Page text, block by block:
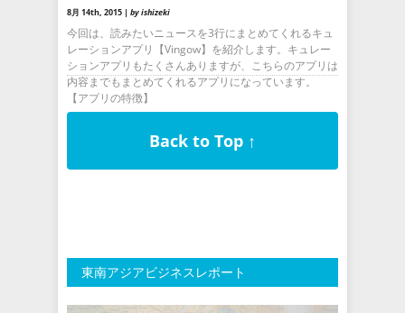
8月 14th, 2015 | by ishizeki
今回は、読みたいニュースを3行にまとめてくれるキュ
レーションアプリ【Vingow】を紹介します。キュレー
ションアプリもたくさんありますが、こちらのアプリは
内容までもまとめてくれるアプリになっています。
【アプリの特徴】
Back to Top ↑
東南アジアビジネスレポート